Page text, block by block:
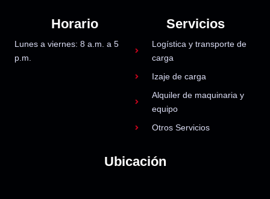
Horario
Lunes a viernes: 8 a.m. a 5
p.m.
Servicios
Logística y transporte de
carga
Izaje de carga
Alquiler de maquinaria y
equipo
Otros Servicios
Ubicación